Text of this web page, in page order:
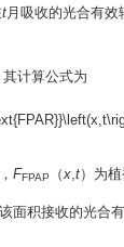
t月吸收的光合有效
计算公式为
FFPAP （x,t）为
面积接收的光合